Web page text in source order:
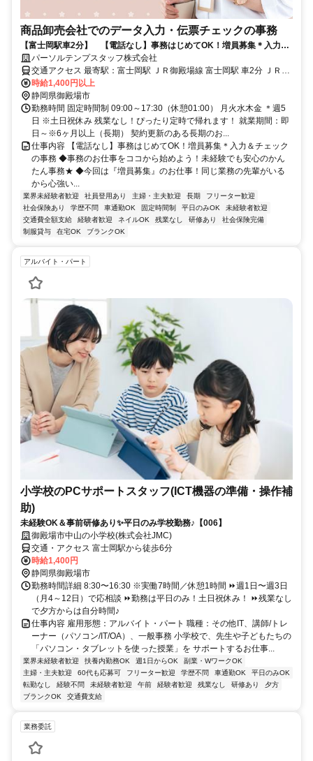
商品卸売会社でのデータ入力・伝票チェックの事務
【富士岡駅車2分】 【電話なし】事務はじめてOK！増員募集＊入力＆
チェックの事務
パーソルテンプスタッフ株式会社
交通アクセス 最寄駅：富士岡駅 ＪＲ御殿場線 富士岡駅 車2分 ＪＲ御
時給1,400円以上
静岡県御殿場市
勤務時間 固定時間制 09:00～17:30（休憩01:00） 月火水木金 ＊週5
日 ※土日祝休み 残業なし！ぴったり定時で帰れます！ 就業期間：即
日～※6ヶ月以上（長期） 契約更新のある長期のお...
仕事内容 【電話なし】事務はじめてOK！増員募集＊入力＆チェック
の事務 ◆事務のお仕事をココから始めよう！未経験でも安心のかん
たん事務★ ◆今回は『増員募集』のお仕事！同じ業務の先輩がいる
から心強い...
業界未経験者歓迎 社員登用あり 主婦・主夫歓迎 長期
フリーター歓迎
社会保険あり
学歴不問 車通勤OK 固定時間制 平日のみOK
未経験者歓迎
交通費全額支給
経験者歓迎 ネイルOK 残業なし 研修あり
社会保険完備
制服貸与
在宅OK ブランクOK
アルバイト・パート
小学校のPCサポートスタッフ(ICT機器の準備・操作補
助)
未経験OK＆事前研修あり✨平日のみ学校勤務♪【006】
御殿場市中山の小学校(株式会社JMC)
交通・アクセス 富士岡駅から徒歩6分
時給1,400円
静岡県御殿場市
勤務時間詳細 8:30〜16:30 ※実働7時間／休憩1時間 ⏩週1日〜週3日
（月4～12日）で応相談 ⏩勤務は平日のみ！土日祝休み！ ⏩残業なし
で夕方からは自分時間♪
仕事内容 雇用形態：アルバイト・パート 職種：その他IT、講師/トレ
ーナー（パソコン/IT/OA）、一般事務 小学校で、先生や子どもたちの
「パソコン・タブレットを使った授業」を サポートするお仕事...
業界未経験者歓迎 扶養内勤務OK 週1日からOK
副業・WワークOK
主婦・主夫歓迎
60代も応募可 フリーター歓迎 学歴不問 車通勤OK
平日のみOK
転勤なし
経験不問 未経験者歓迎 午前 経験者歓迎 残業なし 研修あり
夕方
ブランクOK
交通費支給
業務委託